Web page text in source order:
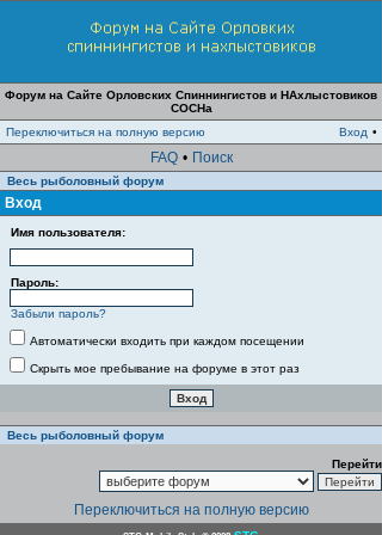
Форум на Сайте Орловских Спиннингистов и НАхлыстовиков
СОСНа
Переключиться на полную версию
Вход •
FAQ • Поиск
Весь рыболовный форум
Вход
Имя пользователя:
Пароль:
Забыли пароль?
Автоматически входить при каждом посещении
Скрыть мое пребывание на форуме в этот раз
Весь рыболовный форум
Перейти
Переключиться на полную версию